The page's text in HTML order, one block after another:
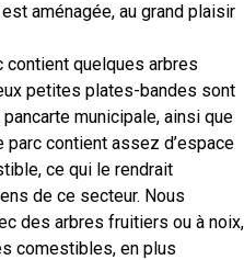
aménagée, au grand plaisir
contient quelques arbres
petites plates-bandes sont
municipale, ainsi que
parc contient assez d’espace
ce qui le rendrait
de ce secteur. Nous
des arbres fruitiers ou à noix,
comestibles, en plus